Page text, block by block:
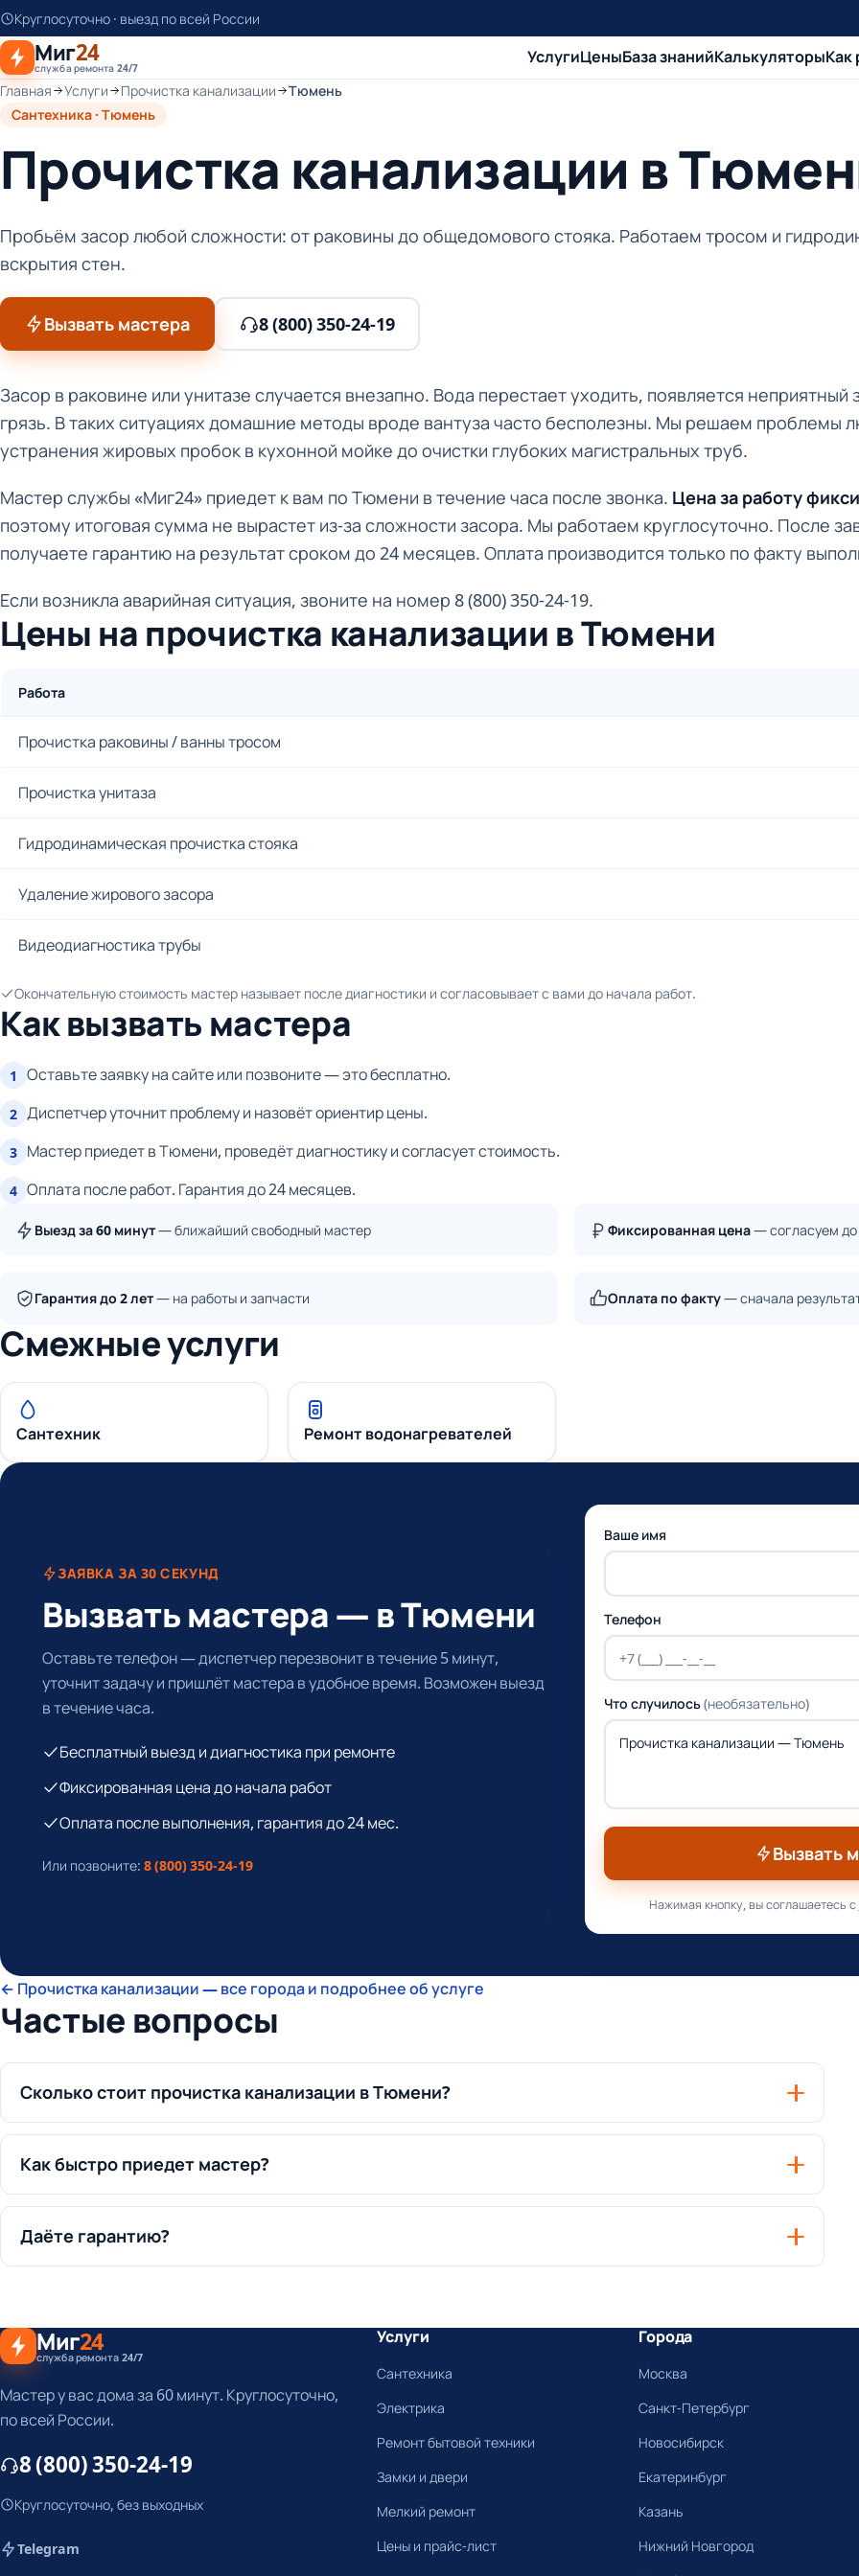
К
основному
контенту
Круглосуточно · выезд по всей России
Миг24
служба ремонта 24/7
УслугиЦеныБаза знанийКалькуляторыКак
Главная Услуги Прочистка канализации
Тюмень
Сантехника · Тюмень
Прочистка канализации в
Пробьём засор любой сложности: от раковины до общедомового стояка. Работаем тросом и
вскрытия стен.
Вызвать мастера 8 (800) 350-24-19
Засор в раковине или унитазе случается внезапно. Вода перестает уходить, появляется неприятный
грязь. В таких ситуациях домашние методы вроде вантуза часто бесполезны. Мы решаем проблемы
устранения жировых пробок в кухонной мойке до очистки глубоких магистральных труб.
Мастер службы «Миг24» приедет к вам по Тюмени в течение часа после звонка. Цена за работу
поэтому итоговая сумма не вырастет из-за сложности засора. Мы работаем круглосуточно. После
получаете гарантию на результат сроком до 24 месяцев. Оплата производится только по факту
Если возникла аварийная ситуация, звоните на номер 8 (800) 350-24-19.
Цены на прочистка канализации в Тюмени
Работа
Прочистка раковины / ванны тросом
Прочистка унитаза
Гидродинамическая прочистка стояка
Удаление жирового засора
Видеодиагностика трубы
Окончательную стоимость мастер называет после диагностики и согласовывает с вами до начала работ.
Как вызвать мастера
1 Оставьте заявку на сайте или позвоните — это бесплатно.
2 Диспетчер уточнит проблему и назовёт ориентир цены.
3 Мастер приедет в Тюмени, проведёт диагностику и согласует стоимость.
4 Оплата после работ. Гарантия до 24 месяцев.
Выезд за 60 минут— ближайший свободный мастер Фиксированная цена— согласуем до
Гарантия до 2 лет— на работы и запчасти Оплата по факту— сначала
Смежные услуги
Сантехник Ремонт водонагревателей
ЗАЯВКА ЗА 30 СЕКУНД
Вызвать мастера — в Тюмени
Оставьте телефон — диспетчер перезвонит в течение 5 минут,
уточнит задачу и пришлёт мастера в удобное время. Возможен выезд
в течение часа.
Бесплатный выезд и диагностика при ремонте
Фиксированная цена до начала работ
Оплата после выполнения, гарантия до 24 мес.
Или позвоните: 8 (800) 350-24-19
Ваше имя
Телефон
Что случилось(необязательно)
Вызвать
Нажимая кнопку, вы соглашаетесь с
← Прочистка канализации — все города и подробнее об услуге
Частые вопросы
Сколько стоит прочистка канализации в Тюмени?
Как быстро приедет мастер?
Даёте гарантию?
Миг24
служба ремонта 24/7
Мастер у вас дома за 60 минут. Круглосуточно,
по всей России.
8 (800) 350-24-19
Круглосуточно, без выходных
Telegram
Услуги
Сантехника
Электрика
Ремонт бытовой техники
Замки и двери
Мелкий ремонт
Цены и прайс-лист
Города
Москва
Санкт-Петербург
Новосибирск
Екатеринбург
Казань
Нижний Новгород